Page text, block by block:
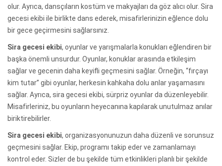
olur. Ayrıca, dansçıların kostüm ve makyajları da göz alıcı olur. Sira
gecesi ekibi ile birlikte dans ederek, misafirlerinizin eğlence dolu
bir gece geçirmesini sağlarsınız.
Sira gecesi ekibi, oyunlar ve yarışmalarla konukları eğlendiren bir
başka önemli unsurdur. Oyunlar, konuklar arasında etkileşim
sağlar ve gecenin daha keyifli geçmesini sağlar. Örneğin, “fırçayı
kim tutar” gibi oyunlar, herkesin kahkaha dolu anlar yaşamasını
sağlar. Ayrıca, sira gecesi ekibi, sürpriz oyunlar da düzenleyebilir.
Misafirleriniz, bu oyunların heyecanına kapılarak unutulmaz anılar
biriktirebilirler.
Sira gecesi ekibi, organizasyonunuzun daha düzenli ve sorunsuz
geçmesini sağlar. Ekip, programı takip eder ve zamanlamayı
kontrol eder. Sizler de bu şekilde tüm etkinlikleri planlı bir şekilde